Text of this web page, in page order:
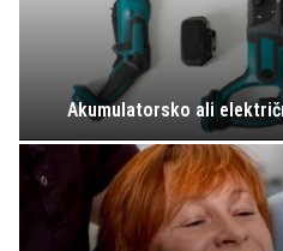
Akumulatorsko ali